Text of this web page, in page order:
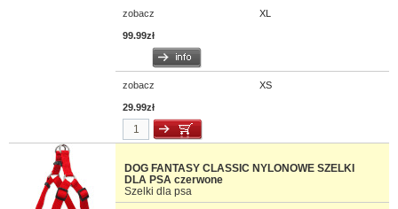
zobacz XL
99.99zł
zobacz XS
29.99zł
DOG FANTASY CLASSIC NYLONOWE SZELKI
DLA PSA czerwone
Szelki dla psa